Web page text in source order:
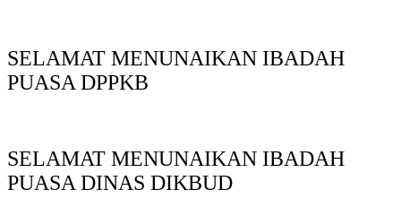
SELAMAT MENUNAIKAN IBADAH
PUASA DPPKB
SELAMAT MENUNAIKAN IBADAH
PUASA DINAS DIKBUD